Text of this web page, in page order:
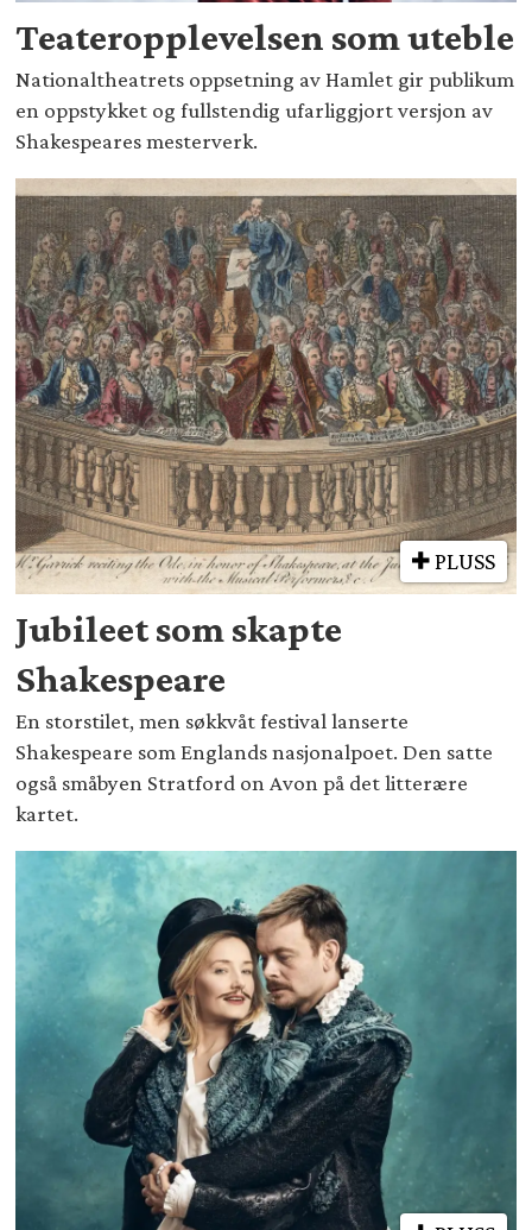
Teateropplevelsen som uteble
Nationaltheatrets oppsetning av Hamlet gir publikum
en oppstykket og fullstendig ufarliggjort versjon av
Shakespeares mesterverk.
PLUSS
Jubileet som skapte
Shakespeare
En storstilet, men søkkvåt festival lanserte
Shakespeare som Englands nasjonalpoet. Den satte
også småbyen Stratford on Avon på det litterære
kartet.